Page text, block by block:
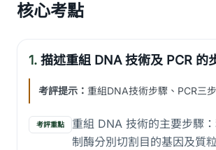
核心考點
1. 描述重組 DNA 技術及 PCR 的
考評提示： 重組DNA技術步驟、PCR三
考評重點
重組 DNA 技術的主要步驟
制酶分別切割目的基因及質